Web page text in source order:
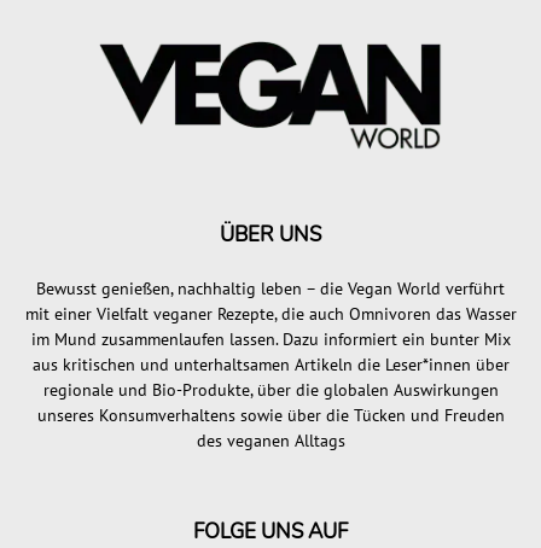
ÜBER UNS
Bewusst genießen, nachhaltig leben – die Vegan World verführt
mit einer Vielfalt veganer Rezepte, die auch Omnivoren das Wasser
im Mund zusammenlaufen lassen. Dazu informiert ein bunter Mix
aus kritischen und unterhaltsamen Artikeln die Leser*innen über
regionale und Bio-Produkte, über die globalen Auswirkungen
unseres Konsumverhaltens sowie über die Tücken und Freuden
des veganen Alltags
FOLGE UNS AUF